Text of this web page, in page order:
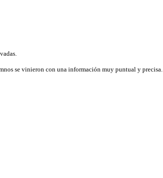
se vinieron con una información muy puntual y precisa.